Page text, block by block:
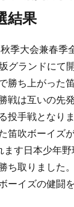
結果
季大会兼春季
グランドにて
勝ち上がった
戦は互いの先
投手戦となり
笛吹ボーイズ
ます日本少年
ち取りました。
ーイズの健闘